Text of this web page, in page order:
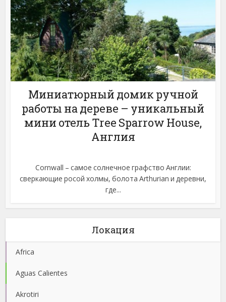
Миниатюрный домик ручной
работы на дереве – уникальный
мини отель Tree Sparrow House,
Англия
Cornwall – самое солнечное графство Англии:
сверкающие росой холмы, болота Arthurian и деревни,
где...
Локация
Africa
Aguas Calientes
Akrotiri